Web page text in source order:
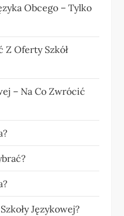
Obcego – Tylko
Z Oferty Szkół
– Na Co Zwrócić
Językowej?